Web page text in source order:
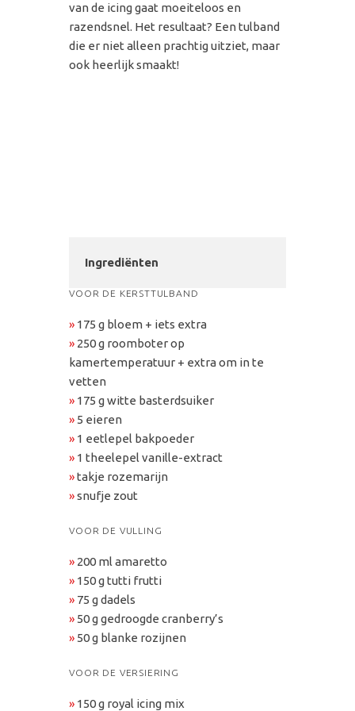
van de icing gaat moeiteloos en
razendsnel. Het resultaat? Een tulband
die er niet alleen prachtig uitziet, maar
ook heerlijk smaakt!
Ingrediënten
VOOR DE KERSTTULBAND
» 175 g bloem + iets extra
» 250 g roomboter op
kamertemperatuur + extra om in te
vetten
» 175 g witte basterdsuiker
» 5 eieren
» 1 eetlepel bakpoeder
» 1 theelepel vanille-extract
»takje rozemarijn
»snufje zout
VOOR DE VULLING
» 200 ml amaretto
» 150 g tutti frutti
» 75 g dadels
» 50 g gedroogde cranberry’s
» 50 g blanke rozijnen
VOOR DE VERSIERING
» 150 g royal icing mix